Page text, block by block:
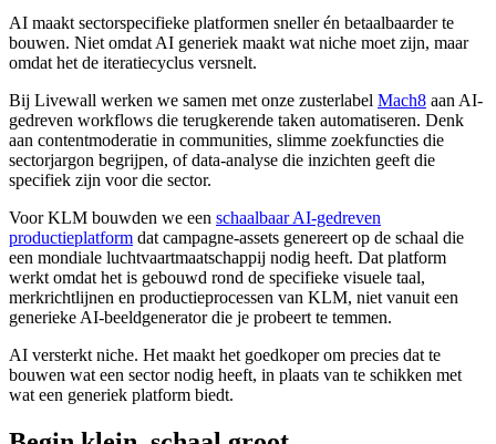
AI maakt sectorspecifieke platformen sneller én betaalbaarder te
bouwen. Niet omdat AI generiek maakt wat niche moet zijn, maar
omdat het de iteratiecyclus versnelt.
Bij Livewall werken we samen met onze zusterlabel Mach8 aan AI-
gedreven workflows die terugkerende taken automatiseren. Denk
aan contentmoderatie in communities, slimme zoekfuncties die
sectorjargon begrijpen, of data-analyse die inzichten geeft die
specifiek zijn voor die sector.
Voor KLM bouwden we een schaalbaar AI-gedreven
productieplatform dat campagne-assets genereert op de schaal die
een mondiale luchtvaartmaatschappij nodig heeft. Dat platform
werkt omdat het is gebouwd rond de specifieke visuele taal,
merkrichtlijnen en productieprocessen van KLM, niet vanuit een
generieke AI-beeldgenerator die je probeert te temmen.
AI versterkt niche. Het maakt het goedkoper om precies dat te
bouwen wat een sector nodig heeft, in plaats van te schikken met
wat een generiek platform biedt.